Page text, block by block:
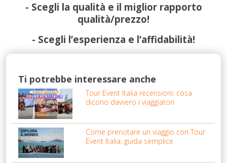
- Scegli la qualità e il miglior rapporto
qualità/prezzo!
- Scegli l’esperienza e l’affidabilità!
Ti potrebbe interessare anche
Tour Event Italia recensioni: cosa
dicono davvero i viaggiatori
Come prenotare un viaggio con Tour
Event Italia: guida semplice